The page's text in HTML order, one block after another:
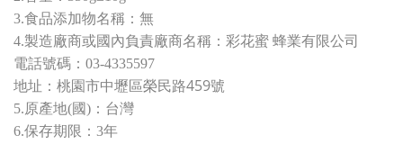
3.食品添加物名稱：無
4.製造廠商或國內負責廠商名稱：彩花蜜 蜂業有限公司
電話號碼：03-4335597
地址： 桃園市中壢區榮民路459號
5.原產地(國)：台灣
6.保存期限：3年